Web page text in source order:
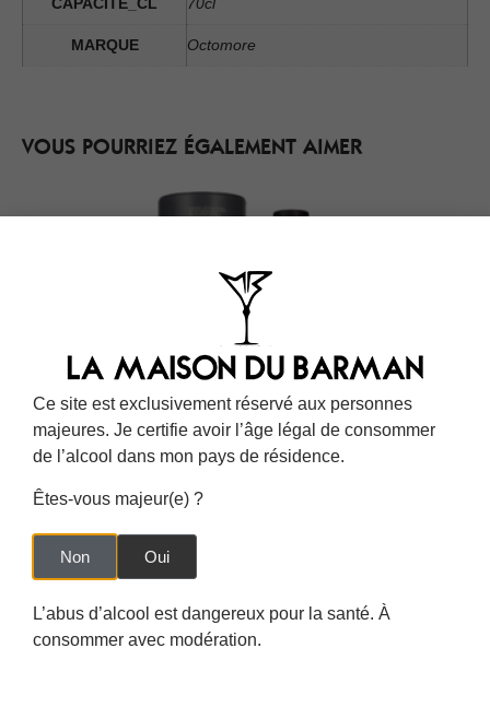
MARQUE Octomore
VOUS POURRIEZ ÉGALEMENT AIMER
WHISKY OCTOMORE 13.1 59.2% 70CL (OCTOMORE
13.1 ISLAY SINGLE MALT SCOTCH WHISKY)
Ce site est exclusivement réservé aux personnes
majeures. Je certifie avoir l’âge légal de consommer
de l’alcool dans mon pays de résidence.
Êtes-vous majeur(e) ?
Non Oui
L’abus d’alcool est dangereux pour la santé. À
consommer avec modération.